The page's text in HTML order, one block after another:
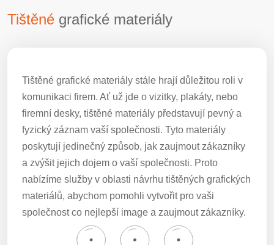
Tištěné grafické materiály
Tištěné grafické materiály stále hrají důležitou roli v
komunikaci firem. Ať už jde o vizitky, plakáty, nebo
firemní desky, tištěné materiály představují pevný a
fyzický záznam vaší společnosti. Tyto materiály
poskytují jedinečný způsob, jak zaujmout zákazníky
a zvýšit jejich dojem o vaší společnosti. Proto
nabízíme služby v oblasti návrhu tištěných grafických
materiálů, abychom pomohli vytvořit pro vaši
společnost co nejlepší image a zaujmout zákazníky.